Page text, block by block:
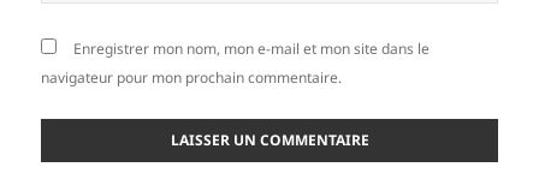
Enregistrer mon nom, mon e-mail et mon site dans le
navigateur pour mon prochain commentaire.